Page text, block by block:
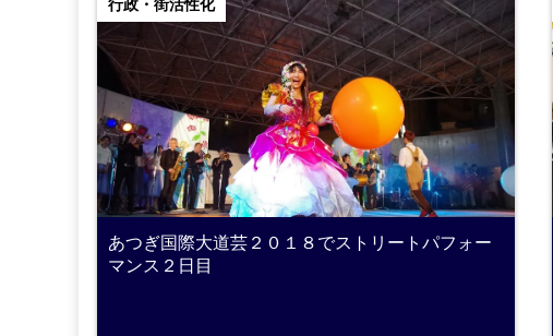
行政・街活性化
あつぎ国際大道芸２０１８でストリートパフォー
マンス２日目